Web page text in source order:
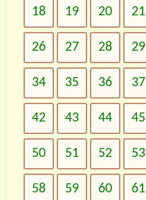
18 19 20 21
26 27 28 29
34 35 36 37
42 43 44 45
50 51 52 53
58 59 60 61